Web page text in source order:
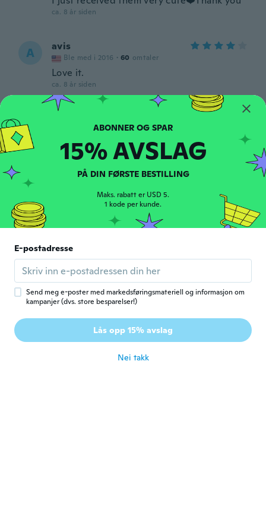
ca. 8 år siden
A avis
Ble med i 2016 · 60 omtaler
Love it.
ca. 8 år siden
J Ble med i 2018 · 169 omtaler · 2 opplastinger
ca. 8 år siden
C
Really pretty
C Caroline
Ble med i 2017 · 42 omtaler · 4 opplastinger
I love them.
Nelida
Ble med i 2018 · 37 omtaler · 2 opplastinger
15% AVSLAG
PÅ DIN FØRSTE BESTILLING
Maks. rabatt er USD 5.
1 kode per kunde.
E-postadresse
Send meg e-poster med markedsføringsmateriell og informasjon om
kampanjer (dvs. store besparelser!)
Lås opp 15% avslag
Nei takk